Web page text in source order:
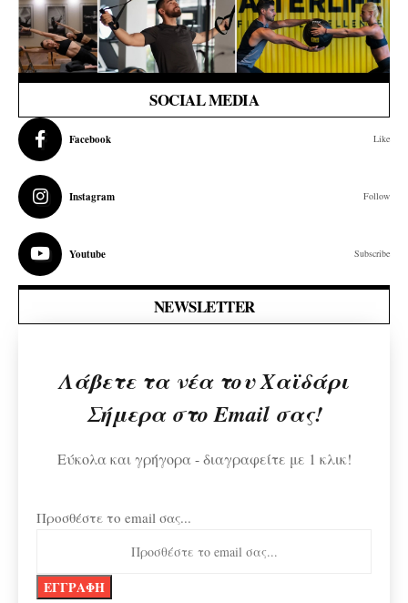
SOCIAL MEDIA
Facebook Like
Instagram Follow
Youtube Subscribe
NEWSLETTER
Λάβετε τα νέα του Χαϊδάρι
Σήμερα στο Email σας!
Εύκολα και γρήγορα - διαγραφείτε με 1 κλικ!
Προσθέστε το email σας...